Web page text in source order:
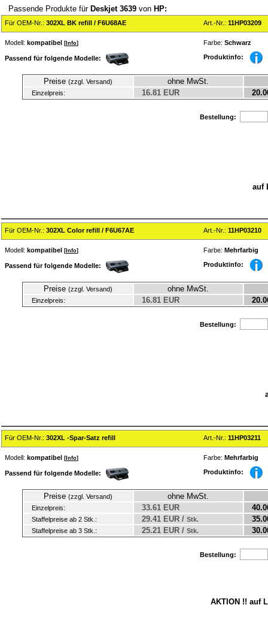
Passende Produkte für Deskjet 3639 von HP:
Für OEM-Nr.: 302XL BK refill / F6U68AE Art.-Nr.: 11HP03209
Modell: kompatibel [ Info] Farbe: Schwarz
Passend für folgende Modelle: Produktinfo:
Preise (zzgl. Versand) ohne MwSt.
Einzelpreis: 16.81 EUR
Bestellung:
auf
Für OEM-Nr.: 302XL Color refill / F6U67AE Art.-Nr.: 11HP03210
Modell: kompatibel [ Info] Farbe: Mehrfarbig
Passend für folgende Modelle: Produktinfo:
Preise (zzgl. Versand) ohne MwSt.
Einzelpreis: 16.81 EUR
Bestellung:
Für OEM-Nr.: 302XL -Spar-Satz refill Art.-Nr.: 11HP03211
Modell: kompatibel [ Info] Farbe: Mehrfarbig
Passend für folgende Modelle: Produktinfo:
Preise (zzgl. Versand) ohne MwSt.
Einzelpreis: 33.61 EUR
Staffelpreise ab 2 Stk.: 29.41 EUR / Stk.
Staffelpreise ab 3 Stk.: 25.21 EUR / Stk.
Bestellung:
AKTION !! auf